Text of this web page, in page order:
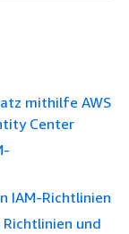
mithilfe AWS
Center
IAM-Richtlinien
und